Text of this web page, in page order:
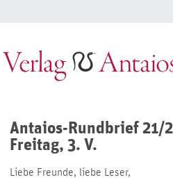
Antaios-Rundbrief 21/
Freitag, 3. V.
Liebe Freunde, liebe Leser,